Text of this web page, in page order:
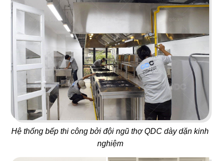
Hệ thống bếp thi công bởi đội ngũ thợ QDC dày dặn kinh
nghiệm
47
WHAT THE PHỞ
Nhà hàng Việt
48
THÁI CONCEPT - SIK DAK
FOOK
Nhà hàng Thái
49
KASAPOCHI
50
LẨU XÔNG HƠI